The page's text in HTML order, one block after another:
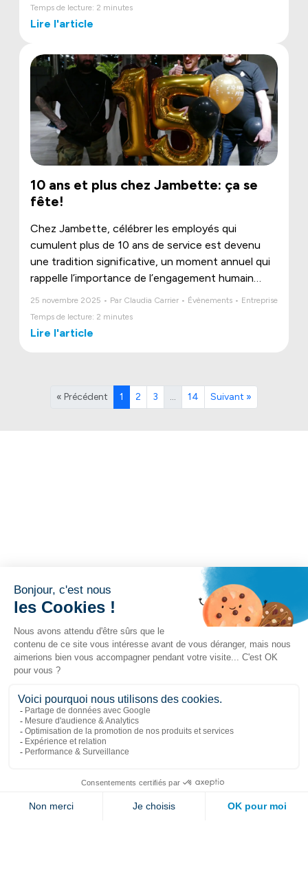
Temps de lecture: 2 minutes
Lire l'article
10 ans et plus chez Jambette: ça se
fête!
Chez Jambette, célébrer les employés qui
cumulent plus de 10 ans de service est devenu
une tradition significative, un moment annuel qui
rappelle l’importance de l’engagement humain
25 novembre 2025 • Par Claudia Carrier • Évènements • Entreprise
Temps de lecture: 2 minutes
Lire l'article
« Précédent 1 2 3 … 14 Suivant »
Liens populaires
Nous joindre